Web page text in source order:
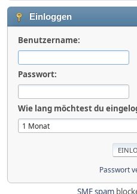
Einloggen
Benutzername:
Passwort:
Wie lang möchtest du
Passwort
SMF spam